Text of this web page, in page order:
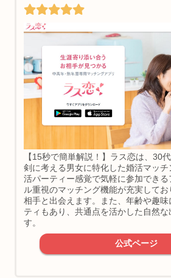
【15秒で簡単解説！】ラス恋は、30
剣に考える男女に特化した婚活マッ
活パーティー感覚で気軽に参加でき
ル重視のマッチング機能が充実して
相手と出会えます。また、年齢や趣味
ティもあり、共通点を活かした自然な
す。
公式ページ